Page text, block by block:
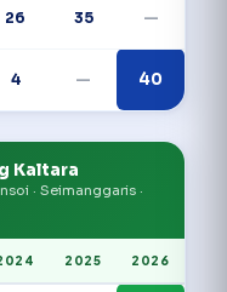
26 35 —
4 — 40
Kaltara
· Seimanggaris ·
2025 2026